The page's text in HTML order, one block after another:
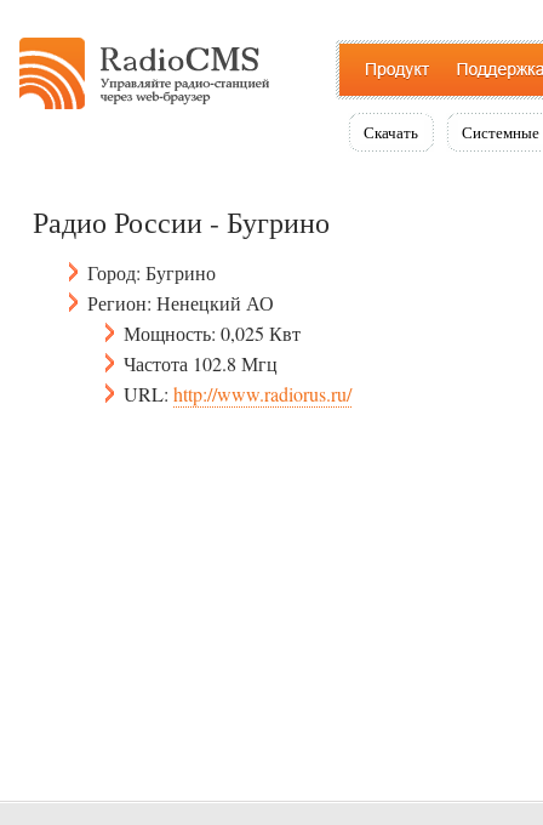
Скачать Системные
Радио России - Бугрино
Город: Бугрино
Регион: Ненецкий АО
Мощность: 0,025 Квт
Частота 102.8 Мгц
URL: http://www.radiorus.ru/